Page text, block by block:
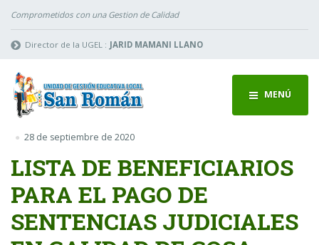
Comprometidos con una Gestion de Calidad
Director de la UGEL : JARID MAMANI LLANO
MENÚ
28 de septiembre de 2020
LISTA DE BENEFICIARIOS
PARA EL PAGO DE
SENTENCIAS JUDICIALES